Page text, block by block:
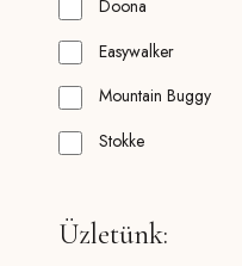
Doona
Easywalker
Mountain Buggy
Stokke
Üzletünk: